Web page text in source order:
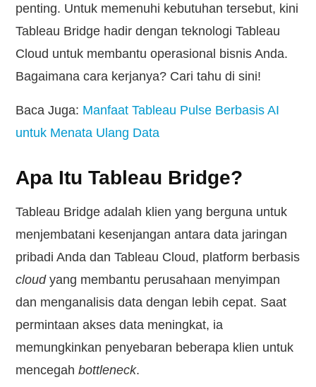
penting. Untuk memenuhi kebutuhan tersebut, kini
Tableau Bridge hadir dengan teknologi Tableau
Cloud untuk membantu operasional bisnis Anda.
Bagaimana cara kerjanya? Cari tahu di sini!
Baca Juga: Manfaat Tableau Pulse Berbasis AI
untuk Menata Ulang Data
Apa Itu Tableau Bridge?
Tableau Bridge adalah klien yang berguna untuk
menjembatani kesenjangan antara data jaringan
pribadi Anda dan Tableau Cloud, platform berbasis
cloudyang membantu perusahaan menyimpan
dan menganalisis data dengan lebih cepat. Saat
permintaan akses data meningkat, ia
memungkinkan penyebaran beberapa klien untuk
mencegahbottleneck.